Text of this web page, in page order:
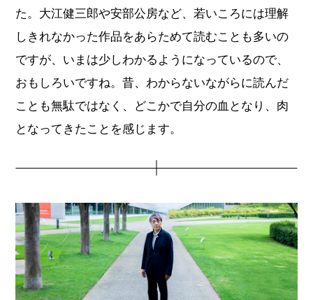
た。大江健三郎や安部公房など、若いころには理解
しきれなかった作品をあらためて読むことも多いの
ですが、いまは少しわかるようになっているので、
おもしろいですね。昔、わからないながらに読んだ
ことも無駄ではなく、どこかで自分の血となり、肉
となってきたことを感じます。